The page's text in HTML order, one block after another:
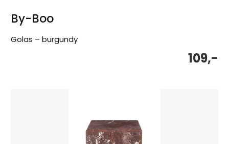
By-Boo
Golas – burgundy
109,-